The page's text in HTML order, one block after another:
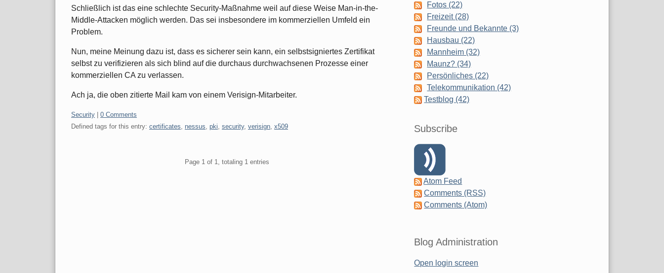
Schließlich ist das eine schlechte Security-Maßnahme weil auf diese Weise Man-in-the-
Middle-Attacken möglich werden. Das sei insbesondere im kommerziellen Umfeld ein
Problem.
Nun, meine Meinung dazu ist, dass es sicherer sein kann, ein selbstsigniertes Zertifikat
selbst zu verifizieren als sich blind auf die durchaus durchwachsenen Prozesse einer
kommerziellen CA zu verlassen.
Ach ja, die oben zitierte Mail kam von einem Verisign-Mitarbeiter.
Categories:
Security
0 Comments
Defined tags for this entry: certificates, nessus, pki, security, verisign, x509
Page 1 of 1, totaling 1 entries
Fotos (22)
Freizeit (28)
Freunde und Bekannte (3)
Hausbau (22)
Mannheim (32)
Maunz? (34)
Persönliches (22)
Telekommunikation (42)
Testblog (42)
Subscribe
Atom Feed
Comments (RSS)
Comments (Atom)
Blog Administration
Open login screen